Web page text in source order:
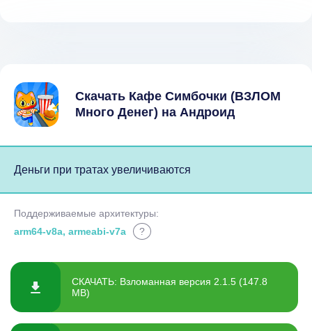
Скачать Кафе Симбочки (ВЗЛОМ
Много Денег) на Андроид
Деньги при тратах увеличиваются
Поддерживаемые архитектуры:
arm64-v8a, armeabi-v7a
?
СКАЧАТЬ: Взломанная версия 2.1.5 (147.8
MB)